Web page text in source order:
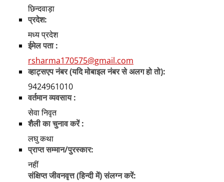
छिन्दवाड़ा
प्रदेश:
मध्य प्रदेश
ईमेल पता :
rsharma170575@gmail.com
व्हाट्सएप नंबर (यदि मोबाइल नंबर से अलग हो तो):
9424961010
वर्तमान व्यवसाय :
सेवा निवृत
शैली का चुनाव करें :
लघु कथा
प्राप्त सम्मान/पुरस्कार:
नहीं
संक्षिप्त जीवनवृत्त (हिन्दी में) संलग्न करें: